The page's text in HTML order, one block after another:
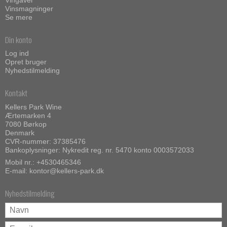
Vinsmagninger
Se mere
Din konto
Log ind
Opret bruger
Nyhedstilmelding
Kontakt
Kellers Park Wine
Ærtemarken 4
7080 Børkop
Denmark
CVR-nummer: 37385476
Bankoplysninger: Nykredit reg. nr. 5470 konto 0003572033
Mobil nr.: +4530465346
E-mail: kontor@kellers-park.dk
Nyhedstilmelding